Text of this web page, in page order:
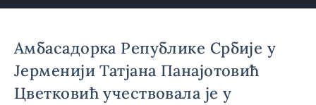
Амбасадорка Републике Србије у
Јерменији Татјана Панајотовић
Цветковић учествовала је у